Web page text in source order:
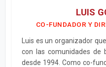
LUIS
CO-FUNDADOR Y
Luis es un organizador
con las comunidades de
desde 1994. Como co-